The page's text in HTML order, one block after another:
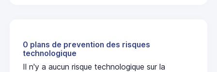
0 plans de prevention des risques
technologique
Il n'y a aucun risque technologique sur la